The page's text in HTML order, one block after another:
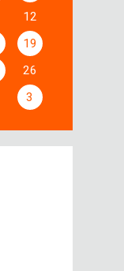
12
19
26
3